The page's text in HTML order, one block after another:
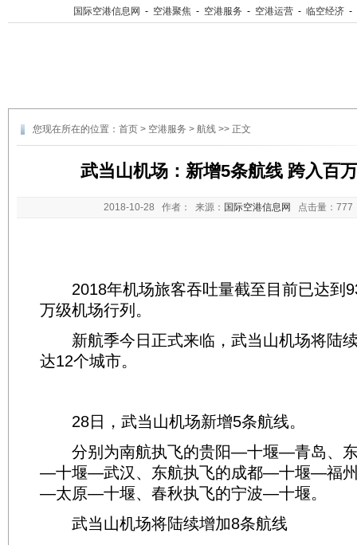
国际空港信息网 - 空港聚焦 - 空港服务 - 空港运营 - 临空经济 -
您现在所在的位置： 首页 > 空港服务 > 航线 >> 正文
武当山机场：新增5条航线 跨入百
2018-10-28 作者： 来源： 国际空港信息网 点击量：
2018年机场旅客吞吐量截至目前已达到
万级机场行列。
新航季今日正式来临，武当山机场将陆
达12个城市。
28日，武当山机场新增5条航线。
分别为南航执飞的贵阳—十堰—青岛、东
—十堰—武汉、东航执飞的成都—十堰—福州
—太原—十堰、春秋执飞的宁波—十堰。
武当山机场将陆续增加8条航线